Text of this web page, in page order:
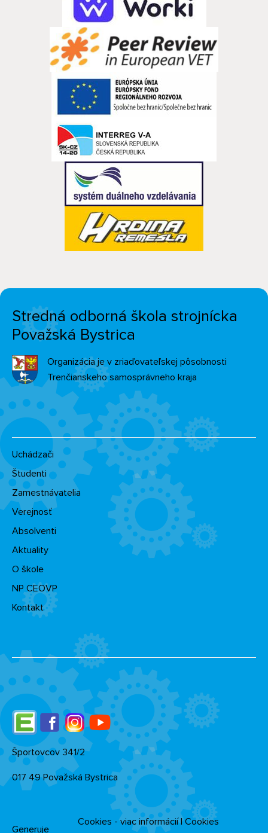
Stredná odborná škola strojnícka
Považská Bystrica
Organizácia je v zriaďovateľskej pôsobnosti
Trenčianskeho samosprávneho kraja
Uchádzači
Študenti
Zamestnávatelia
Verejnosť
Absolventi
Aktuality
O škole
NP CEOVP
Kontakt
EdupageFacebookInstagramYouTube
Športovcov 341/2
017 49 Považská Bystrica
Generuje
Cookies - viac informácií|Cookies